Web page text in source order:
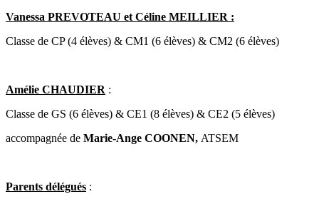
Vanessa PREVOTEAU et Céline MEILLIER :
Classe de CP (4 élèves) & CM1 (6 élèves) & CM2 (6 élèves)
Amélie CHAUDIER :
Classe de GS (6 élèves) & CE1 (8 élèves) & CE2 (5 élèves)
accompagnée de Marie-Ange COONEN, ATSEM
Parents délégués :